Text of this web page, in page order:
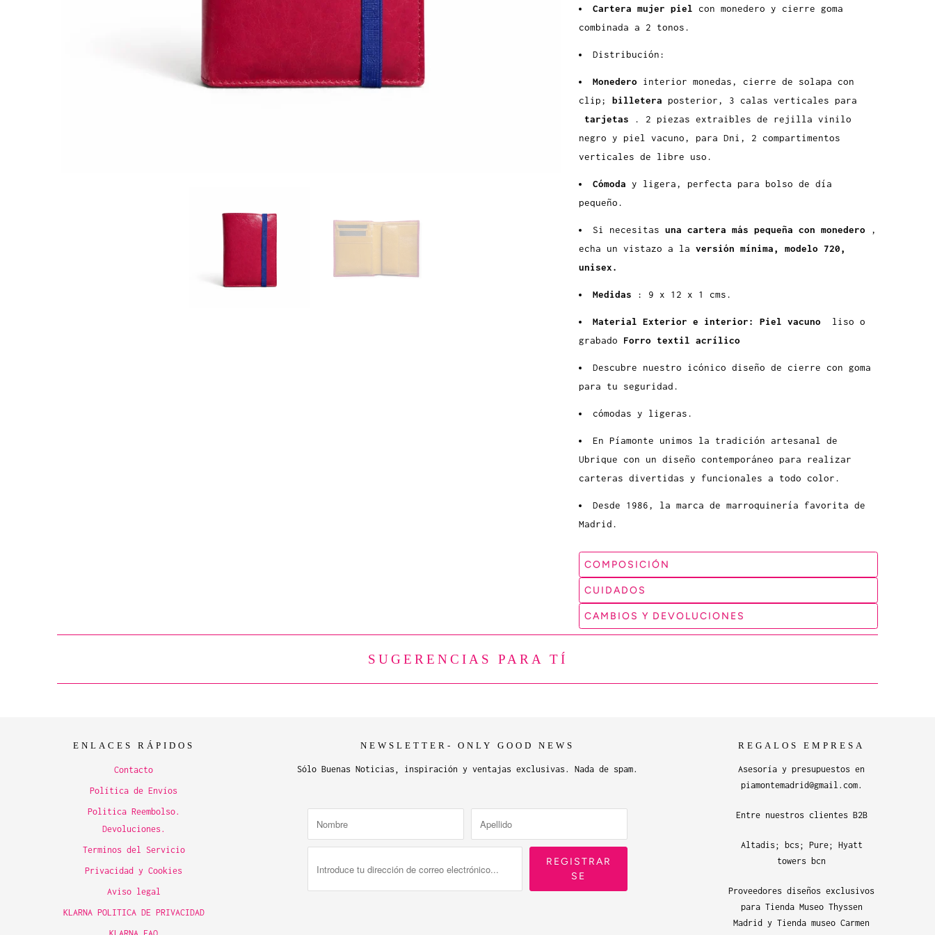
d
Cartera mujer piel con monedero y cierre goma
combinada a 2 tonos.
Distribución:
Monedero interior monedas, cierre de solapa con
clip; billetera posterior, 3 calas verticales para
tarjetas . 2 piezas extraibles de rejilla vinilo
negro y piel vacuno, para Dni, 2 compartimentos
verticales de libre uso.
Cómoda y ligera, perfecta para bolso de día
pequeño.
Si necesitas una cartera más pequeña con monedero ,
echa un vistazo a la versión mínima, modelo 720,
unisex.
Medidas : 9 x 12 x 1 cms.
Material Exterior e interior: Piel vacuno liso o
grabado Forro textil acrílico
Descubre nuestro icónico diseño de cierre con goma
para tu seguridad.
cómodas y ligeras.
En Píamonte unimos la tradición artesanal de
Ubrique con un diseño contemporáneo para realizar
carteras divertidas y funcionales a todo color.
Desde 1986, la marca de marroquinería favorita de
Madrid.
COMPOSICIÓN
CUIDADOS
CAMBIOS Y DEVOLUCIONES
SUGERENCIAS PARA TÍ
ENLACES RÁPIDOS
Contacto
Política de Envíos
Politica Reembolso.
Devoluciones.
Terminos del Servicio
Privacidad y Cookies
Aviso legal
KLARNA POLITICA DE PRIVACIDAD
NEWSLETTER- ONLY GOOD NEWS
Sólo Buenas Noticias, inspiración y ventajas exclusivas. Nada de spam.
REGALOS EMPRESA
Asesoría y presupuestos en
piamontemadrid@gmail.com.
Entre nuestros clientes B2B
Altadis; bcs; Pure; Hyatt
towers bcn
Proveedores diseños exclusivos
para Tienda Museo Thyssen
Madrid y Tienda museo Carmen